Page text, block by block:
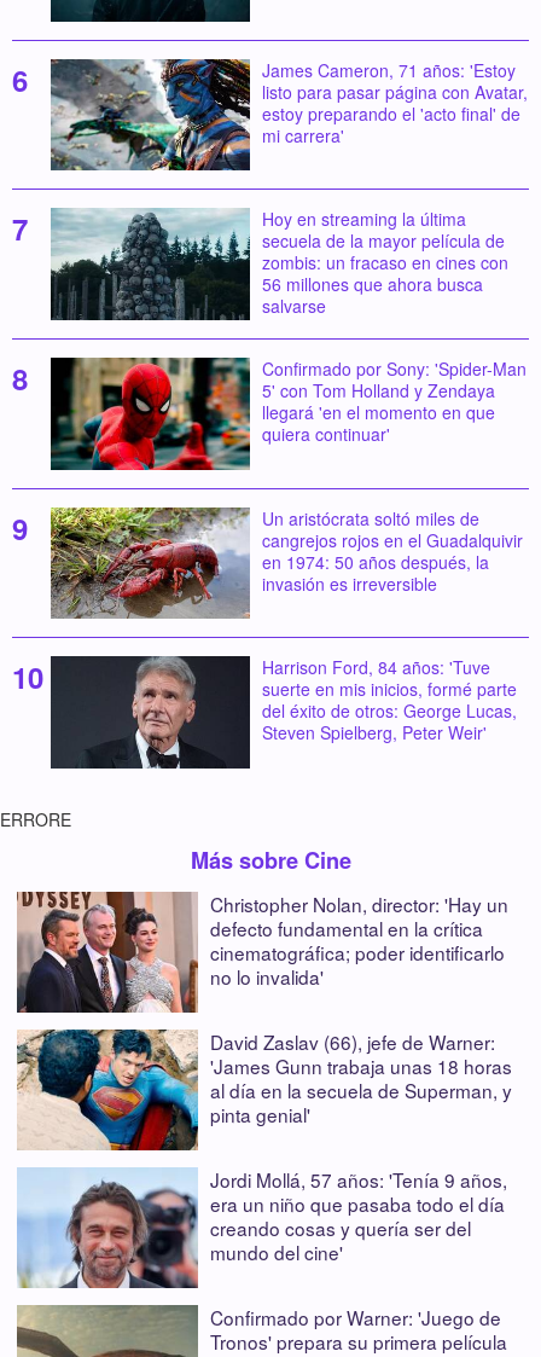
James Cameron, 71 años: 'Estoy
listo para pasar página con Avatar,
estoy preparando el 'acto final' de
mi carrera'
Hoy en streaming la última
secuela de la mayor película de
zombis: un fracaso en cines con
56 millones que ahora busca
salvarse
Confirmado por Sony: 'Spider-Man
5' con Tom Holland y Zendaya
llegará 'en el momento en que
quiera continuar'
Un aristócrata soltó miles de
cangrejos rojos en el Guadalquivir
en 1974: 50 años después, la
invasión es irreversible
Harrison Ford, 84 años: 'Tuve
suerte en mis inicios, formé parte
del éxito de otros: George Lucas,
Steven Spielberg, Peter Weir'
ERRORE
Más sobre Cine
Christopher Nolan, director: 'Hay un
defecto fundamental en la crítica
cinematográfica; poder identificarlo
no lo invalida'
David Zaslav (66), jefe de Warner:
'James Gunn trabaja unas 18 horas
al día en la secuela de Superman, y
pinta genial'
Jordi Mollá, 57 años: 'Tenía 9 años,
era un niño que pasaba todo el día
creando cosas y quería ser del
mundo del cine'
Confirmado por Warner: 'Juego de
Tronos' prepara su primera película